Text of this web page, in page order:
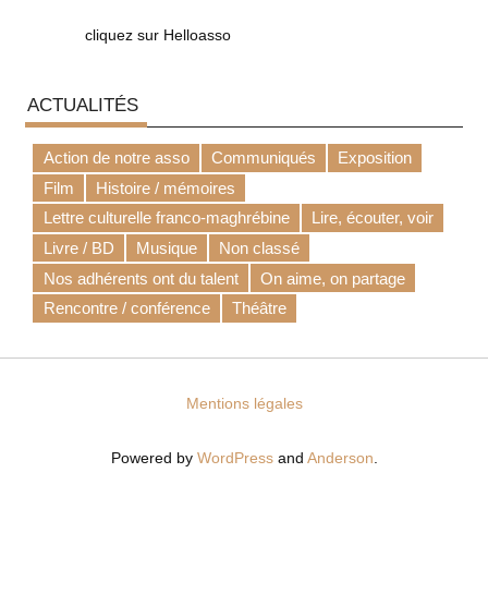
cliquez sur Helloasso
ACTUALITÉS
Action de notre asso Communiqués
Exposition
Film
Histoire / mémoires
Lettre culturelle franco-maghrébine
Lire, écouter, voir
Livre / BD
Musique
Non classé
Nos adhérents ont du talent
On aime, on partage
Rencontre / conférence
Théâtre
Mentions légales
Powered by WordPressand Anderson